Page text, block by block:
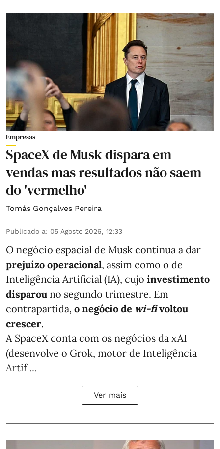
Empresas
SpaceX de Musk dispara em
vendas mas resultados não saem
do 'vermelho'
Tomás Gonçalves Pereira
Publicado a: 05 Agosto 2026, 12:33
O negócio espacial de Musk continua a dar
prejuízo operacional, assim como o de
Inteligência Artificial (IA), cujo investimento
disparou no segundo trimestre. Em
contrapartida, o negócio de wi-fivoltou
crescer.
A SpaceX conta com os negócios da xAI
(desenvolve o Grok, motor de Inteligência
Artif ...
Ver mais